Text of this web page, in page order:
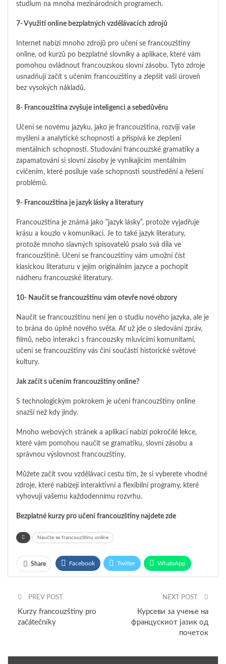
studium na mnoha mezinárodních programech.
7- Využití online bezplatných vzdělávacích zdrojů
Internet nabízí mnoho zdrojů pro učení se francouzštiny
online, od kurzů po bezplatné slovníky a aplikace, které vám
pomohou ovládnout francouzskou slovní zásobu. Tyto zdroje
usnadňují začít s učením francouzštiny a zlepšit vaši úroveň
bez vysokých nákladů.
8- Francouzština zvyšuje inteligenci a sebedůvěru
Učení se novému jazyku, jako je francouzština, rozvíjí vaše
myšlení a analytické schopnosti a přispívá ke zlepšení
mentálních schopností. Studování francouzské gramatiky a
zapamatování si slovní zásoby je vynikajícím mentálním
cvičením, které posiluje vaše schopnosti soustředění a řešení
problémů.
9- Francouzština je jazyk lásky a literatury
Francouzština je známá jako “jazyk lásky”, protože vyjadřuje
krásu a kouzlo v komunikaci. Je to také jazyk literatury,
protože mnoho slavných spisovatelů psalo svá díla ve
francouzštině. Učení se francouzštiny vám umožní číst
klasickou literaturu v jejím originálním jazyce a pochopit
nádheru francouzské literatury.
10- Naučit se francouzštinu vám otevře nové obzory
Naučit se francouzštinu není jen o studiu nového jazyka, ale je
to brána do úplně nového světa. Ať už jde o sledování zpráv,
filmů, nebo interakci s francouzsky mluvícími komunitami,
učení se francouzštiny vás činí součástí historické světové
kultury.
Jak začít s učením francouzštiny online?
S technologickým pokrokem je učení francouzštiny online
snazší než kdy jindy.
Mnoho webových stránek a aplikací nabízí pokročilé lekce,
které vám pomohou naučit se gramatiku, slovní zásobu a
správnou výslovnost francouzštiny.
Můžete začít svou vzdělávací cestu tím, že si vyberete vhodné
zdroje, které nabízejí interaktivní a flexibilní programy, které
vyhovují vašemu každodennímu rozvrhu.
Bezplatné kurzy pro učení francouzštiny najdete zde
Naučte se francouzštinu online
Share Facebook Twitter WhatsApp
PREV POST
Kurzy francouzštiny pro
začátečníky
NEXT POST
Курсеви за учење на
францускиот јазик од
почеток